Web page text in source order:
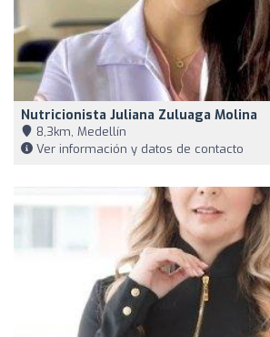
Nutricionista Juliana Zuluaga Molina
8,3km, Medellín
Ver información y datos de contacto